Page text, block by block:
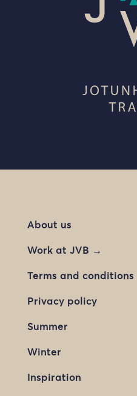
About us
Work at JVB →
Terms and conditions
Privacy policy
Summer
Winter
Inspiration